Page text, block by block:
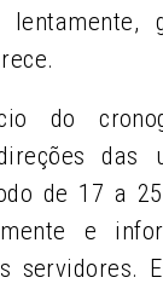
do
das
de 17 a
e
servidores.